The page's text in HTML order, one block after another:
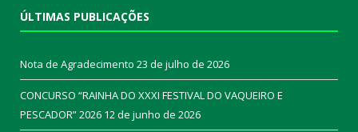
ÚLTIMAS PUBLICAÇÕES
Nota de Agradecimento 23 de julho de 2026
CONCURSO “RAINHA DO XXXI FESTIVAL DO VAQUEIRO E
PESCADOR” 2026 12 de junho de 2026